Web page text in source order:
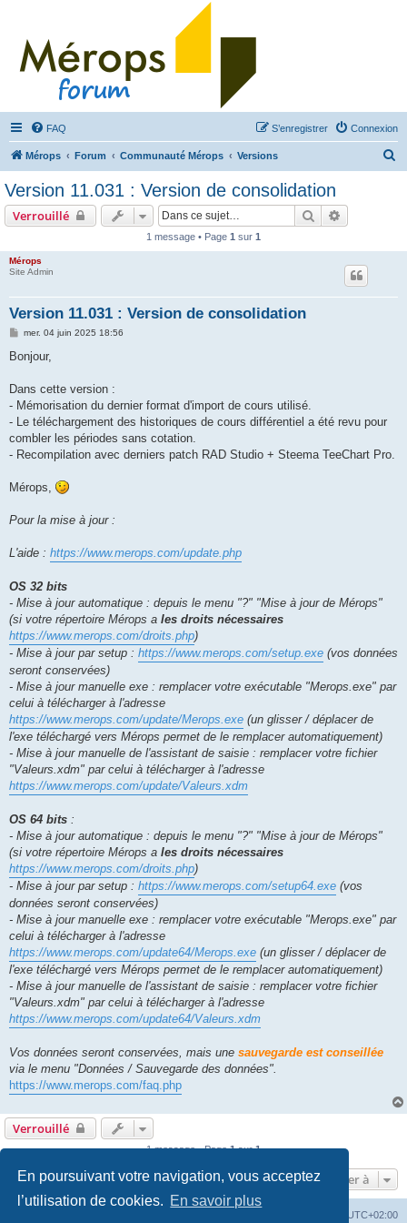
En poursuivant votre navigation, vous acceptez
l’utilisation de cookies. En savoir plus
FAQ Connexion
S’enregistrer
Mérops Forum Communauté Mérops Versions
Version 11.031 : Version de consolidation
Verrouillé Rechercher
1 message • Page 1 sur 1
Mérops
Site Admin
Version 11.031 : Version de consolidation
M
s
g
mer. 04 juin 2025 18:56
Bonjour,
Dans cette version :
- Mémorisation du dernier format d'import de cours utilisé.
- Le téléchargement des historiques de cours différentiel a été revu pour
combler les périodes sans cotation.
- Recompilation avec derniers patch RAD Studio + Steema TeeChart Pro.
Mérops,
Pour la mise à jour :
L'aide : https://www.merops.com/update.php
OS 32 bits
- Mise à jour automatique : depuis le menu "?" "Mise à jour de Mérops"
(si votre répertoire Mérops a les droits nécessaires
https://www.merops.com/droits.php)
- Mise à jour par setup : https://www.merops.com/setup.exe (vos données
seront conservées)
- Mise à jour manuelle exe : remplacer votre exécutable "Merops.exe" par
celui à télécharger à l'adresse
https://www.merops.com/update/Merops.exe (un glisser / déplacer de
l'exe téléchargé vers Mérops permet de le remplacer automatiquement)
- Mise à jour manuelle de l'assistant de saisie : remplacer votre fichier
"Valeurs.xdm" par celui à télécharger à l'adresse
https://www.merops.com/update/Valeurs.xdm
OS 64 bits :
- Mise à jour automatique : depuis le menu "?" "Mise à jour de Mérops"
(si votre répertoire Mérops a les droits nécessaires
https://www.merops.com/droits.php)
- Mise à jour par setup : https://www.merops.com/setup64.exe (vos
données seront conservées)
- Mise à jour manuelle exe : remplacer votre exécutable "Merops.exe" par
celui à télécharger à l'adresse
https://www.merops.com/update64/Merops.exe (un glisser / déplacer de
l'exe téléchargé vers Mérops permet de le remplacer automatiquement)
- Mise à jour manuelle de l'assistant de saisie : remplacer votre fichier
"Valeurs.xdm" par celui à télécharger à l'adresse
https://www.merops.com/update64/Valeurs.xdm
Vos données seront conservées, mais une sauvegarde est conseillée
via le menu "Données / Sauvegarde des données".
https://www.merops.com/faq.php
Verrouillé
1 message • Page1sur1
Aller à
UTC+02:00